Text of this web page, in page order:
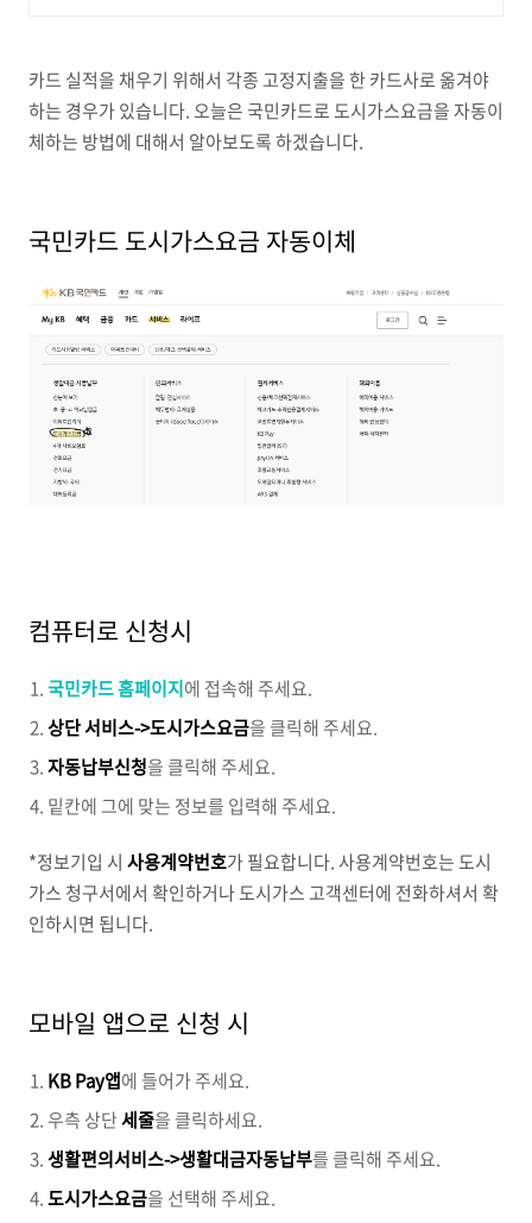
카드 실적을 채우기 위해서 각종 고정지출을 한 카드사로 옮겨야
하는 경우가 있습니다. 오늘은 국민카드로 도시가스요금을 자동이
체하는 방법에 대해서 알아보도록 하겠습니다.
국민카드 도시가스요금 자동이체
컴퓨터로 신청시
국민카드 홈페이지에 접속해 주세요.
상단 서비스->도시가스요금을 클릭해 주세요.
자동납부신청을 클릭해 주세요.
밑칸에 그에 맞는 정보를 입력해 주세요.
*정보기입 시 사용계약번호가 필요합니다. 사용계약번호는 도시
가스 청구서에서 확인하거나 도시가스 고객센터에 전화하셔서 확
인하시면 됩니다.
모바일 앱으로 신청 시
KB Pay앱에 들어가 주세요.
우측 상단세줄을 클릭하세요.
생활편의서비스->생활대금자동납부를 클릭해 주세요.
도시가스요금을 선택해 주세요.